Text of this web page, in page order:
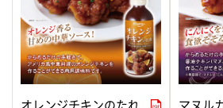
オレンジチキンのたれ
マヌル